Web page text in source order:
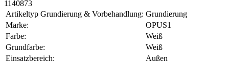
1140873
Artikeltyp Grundierung & Vorbehandlung: Grundierung
Marke:
OPUS1
Farbe:
Weiß
Grundfarbe:
Weiß
Einsatzbereich:
Außen